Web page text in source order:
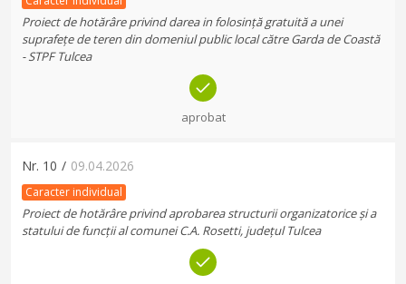
Proiect de hotărâre privind darea in folosință gratuită a unei
suprafețe de teren din domeniul public local către Garda de Coastă
- STPF Tulcea
aprobat
Nr. 10 / 09.04.2026
Caracter individual
Proiect de hotărâre privind aprobarea structurii organizatorice și a
statului de funcții al comunei C.A. Rosetti, județul Tulcea